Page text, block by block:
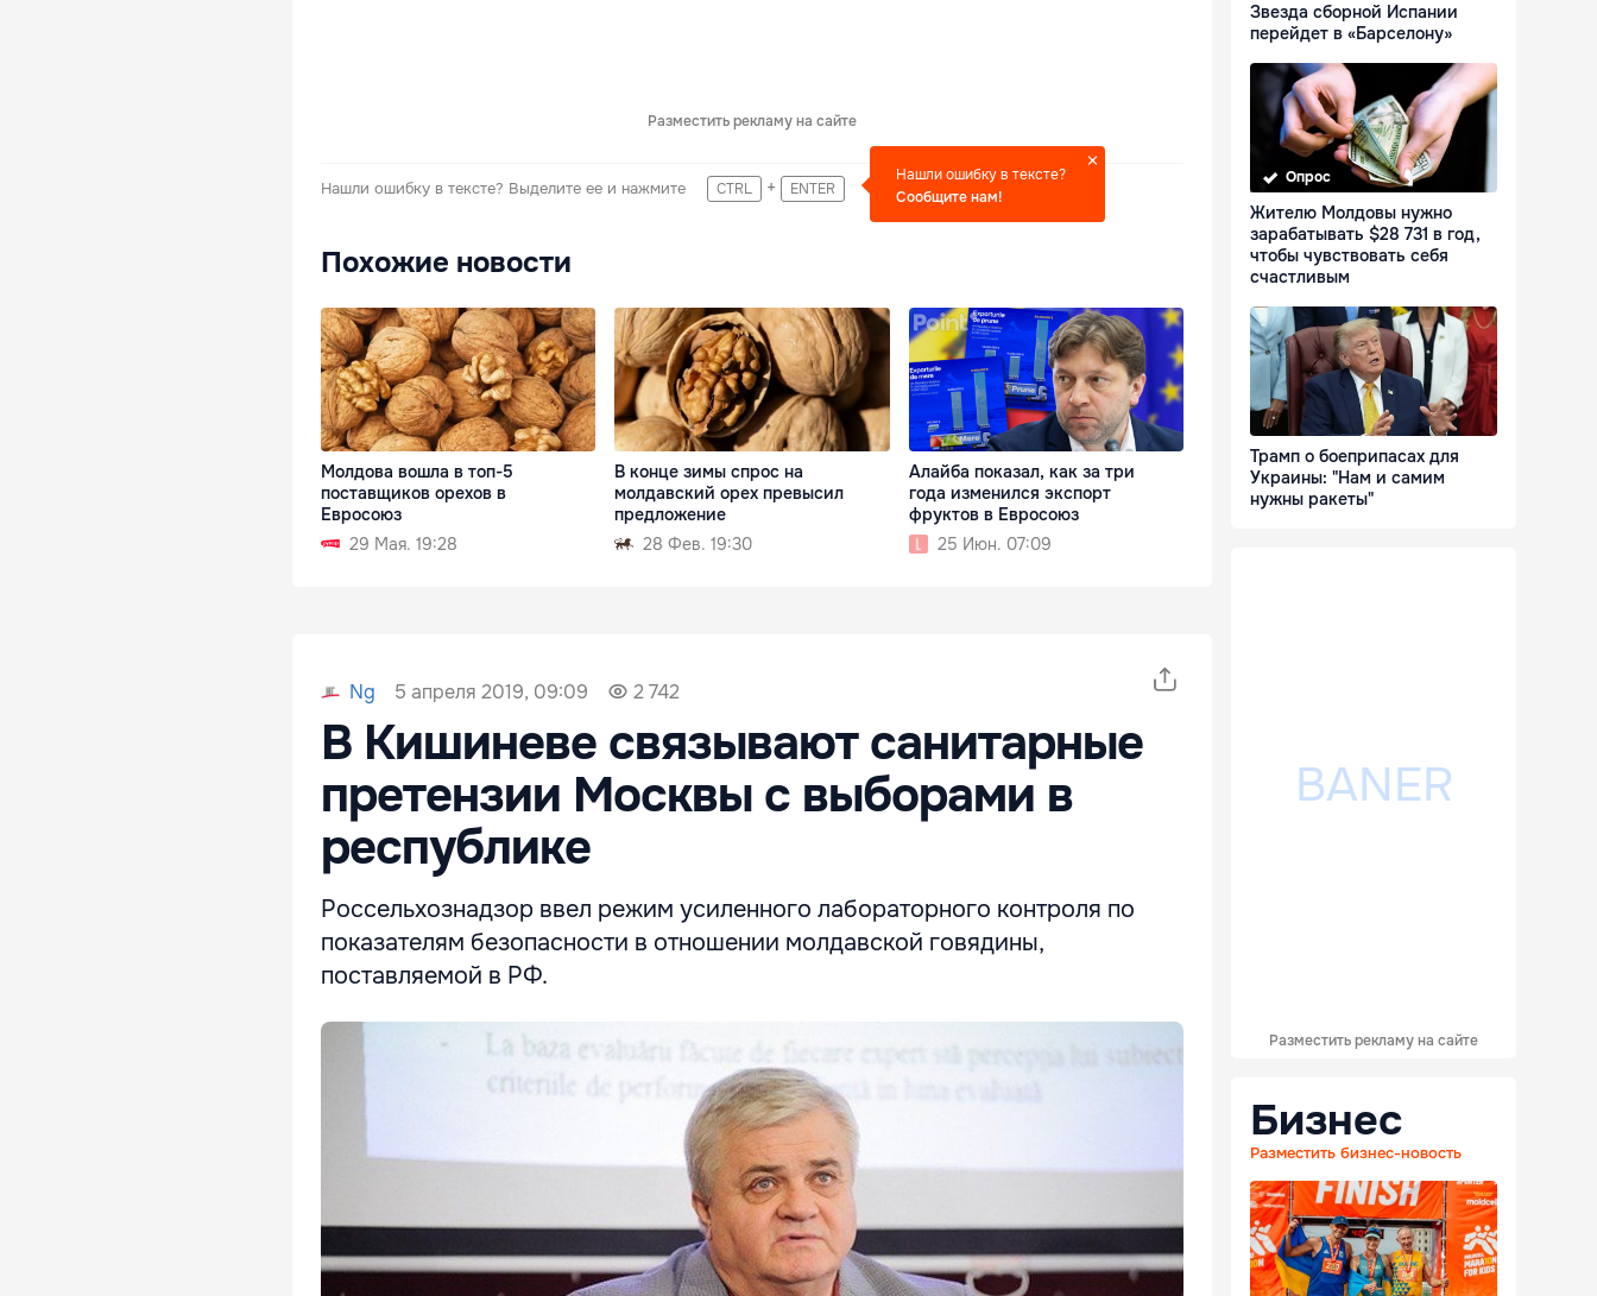
Разместить рекламу на сайте
Нашли ошибку в тексте? Выделите ее и нажмите CTRL + ENTER
Нашли ошибку в тексте?
Сообщите нам!
Похожие новости
Молдова вошла в топ-5
поставщиков орехов в
Евросоюз
29 Мая. 19:28
В конце зимы спрос на
молдавский орех превысил
предложение
28 Фев. 19:30
Алайба показал, как за три
года изменился экспорт
фруктов в Евросоюз
25 Июн. 07:09
Ng 5 апреля 2019, 09:09 2 742
В Кишиневе связывают санитарные
претензии Москвы с выборами в
республике
Россельхознадзор ввел режим усиленного лабораторного контроля по
показателям безопасности в отношении молдавской говядины,
поставляемой в РФ.
Звезда сборной Испании
перейдет в «Барселону»
Опрос
Жителю Молдовы нужно
зарабатывать $28 731 в год,
чтобы чувствовать себя
счастливым
Трамп о боеприпасах для
Украины: "Нам и самим
нужны ракеты"
Разместить рекламу на сайте
Бизнес
Разместить бизнес-новость